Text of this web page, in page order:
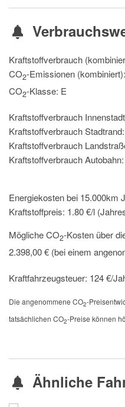
Kraftstoffverbrauch
CO2-Emissionen (kombiniert):
CO2-Klasse: E
Kraftstoffverbrauch
Kraftstoffverbrauch Stadtrand:
Kraftstoffverbrauch
Kraftstoffverbrauch Autobahn:
Energiekosten bei 15.000km
Kraftstoffpreis: 1.80 €/l
Mögliche CO2-Kosten über
2.398,00 € (bei einem
Kraftfahrzeugsteuer: 124 €/
Die angenommene CO2-
tatsächlichen CO2-Preise können
Ähnliche